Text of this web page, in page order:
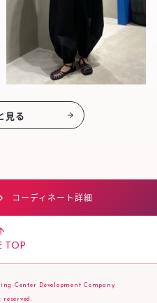
見る
コーディネート詳細
TOP
Center Development Company